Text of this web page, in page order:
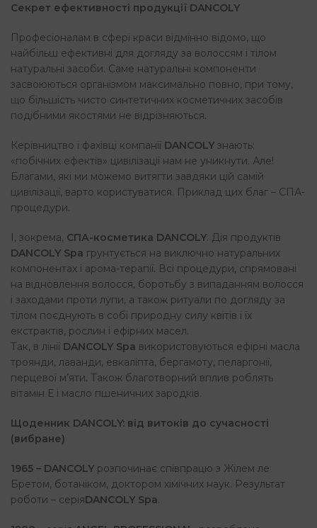
Секрет ефективності продукції DANCOLY
Професіоналам в сфері краси відмінно відомо, що
найбільш ефективні для догляду за волоссям і тілом
натуральні засоби. Саме натуральні компоненти
засвоюються організмом максимально повно, при тому,
що більшість чисто синтетичних косметичних засобів
подібними якостями не відрізняються.
Керівництво і фахівці компанії DANCOLY знають:
«побічних ефектів» цивілізації нам не уникнути. Але!
Благами, які ми можемо витягти завдяки цій самій
цивілізації, варто користуватися. Приклад цих благ – СПА-
процедури.
І, зокрема, СПА-косметика DANCOLY. Дія продуктів
DANCOLY Spa грунтується на виключно натуральних
компонентах і арома-терапії. Всі процедури, спрямовані
на відновлення волосся, боротьбу з випаданням волосся
і заходами проти лупи, а також ритуали по догляду за
тілом поєднують в собі природну силу квітів і їх
екстрактів, рослин і ефірних масел.
Так, в лінії DANCOLY Spa використовуються ефірні масла
троянди, лаванди, евкаліпта, бергамоту, пеларгонії,
перцевої м’яти. Також благотворний вплив роблять
вітамін Е і масло пшеничних зародків.
Щоденник DANCOLY: від витоків до сучасності
(вибране)
1965 – DANCOLY розпочинає співпрацю з Жілем ле
Бретом, ботаніком, доктором хімічних наук. Результат
роботи – серіяDANCOLY Spa.